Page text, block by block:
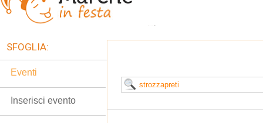
SFOGLIA:
Eventi
Inserisci evento